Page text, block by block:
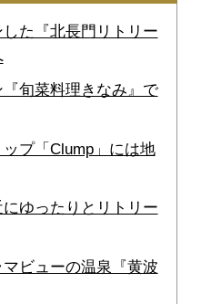
た『北長門リトリー
旬菜料理きなみ』で
プ「Clump」には地
ゆったりとリトリー
ビューの温泉『黄波